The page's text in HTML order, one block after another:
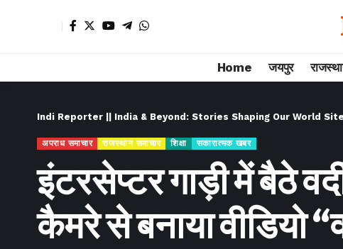
Home जयपुर
Indi Reporter || India & Beyond: Stories Shaping Our World
अपराध समाचार राजस्थान समाचार शिक्षा सकारात्मक खबर
इंटरसेप्टर गाड़ी में बैठे
कैमरे से बनाया वीडियो